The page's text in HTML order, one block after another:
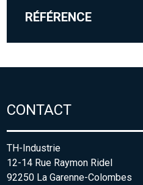
RÉFÉRENCE
CONTACT
TH-Industrie
12-14 Rue Raymon Ridel
92250 La Garenne-Colombes